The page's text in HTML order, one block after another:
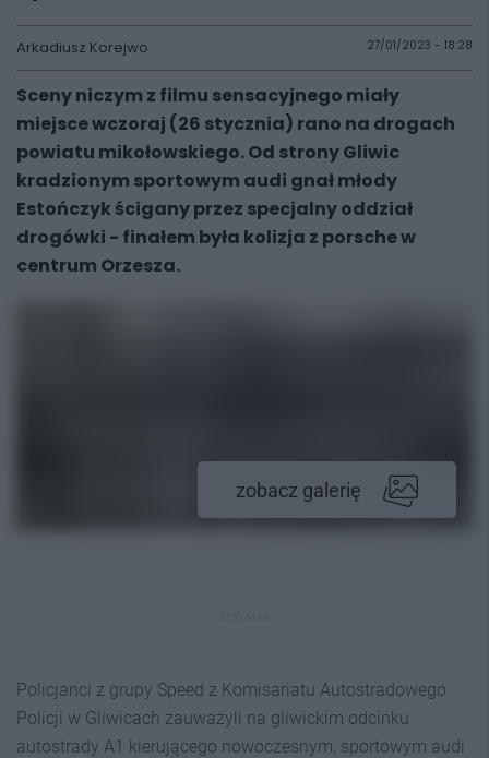
Arkadiusz Korejwo 27/01/2023 - 18:28
Sceny niczym z filmu sensacyjnego miały
miejsce wczoraj (26 stycznia) rano na drogach
powiatu mikołowskiego. Od strony Gliwic
kradzionym sportowym audi gnał młody
Estończyk ścigany przez specjalny oddział
drogówki - finałem była kolizja z porsche w
centrum Orzesza.
zobacz galerię
Policjanci z grupy Speed z Komisariatu Autostradowego
Policji w Gliwicach zauważyli na gliwickim odcinku
autostrady A1 kierującego nowoczesnym, sportowym audi